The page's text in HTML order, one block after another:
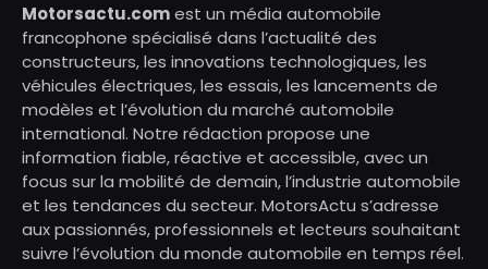
Motorsactu.comest un média automobile
francophone spécialisé dans l’actualité des
constructeurs, les innovations technologiques, les
véhicules électriques, les essais, les lancements de
modèles et l’évolution du marché automobile
international. Notre rédaction propose une
information fiable, réactive et accessible, avec un
focus sur la mobilité de demain, l’industrie automobile
et les tendances du secteur. MotorsActu s’adresse
aux passionnés, professionnels et lecteurs souhaitant
suivre l’évolution du monde automobile en temps réel.